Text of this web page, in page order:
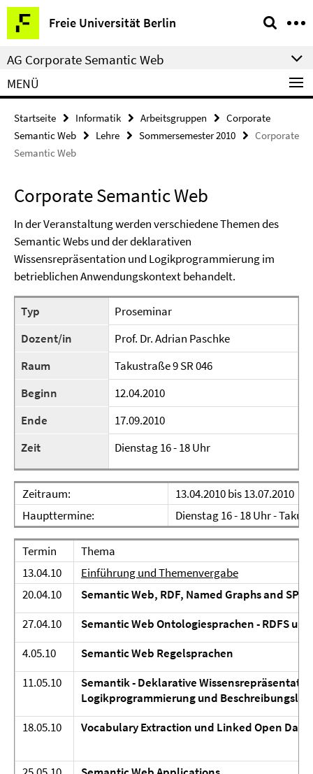
Springe
direkt
zu
Inhalt
Freie Universität Berlin
Service-
Navigation
AG Corporate Semantic Web
MENÜ
Startseite Informatik Arbeitsgruppen
Corporate
Semantic Web
Lehre Sommersemester 2010
Corporate
Semantic Web
Corporate Semantic Web
In der Veranstaltung werden verschiedene Themen des
Semantic Webs und der deklarativen
Wissensrepräsentation und Logikprogrammierung im
betrieblichen Anwendungskontext behandelt.
Typ
Proseminar
Dozent/in
Prof. Dr. Adrian Paschke
Raum
Takustraße 9 SR 046
Beginn
12.04.2010
Ende
17.09.2010
Zeit
Dienstag 16 - 18 Uhr
Zeitraum:
13.04.2010 bis 13.07.2010
Haupttermine:
Dienstag 16 - 18 Uhr -
Termin
Thema
13.04.10
Einführung und Themenvergabe
20.04.10
Semantic Web, RDF, Named Graphs and
27.04.10
Semantic Web Ontologiesprachen - RDFS und
4.05.10
Semantic Web Regelsprachen
11.05.10
Semantik - Deklarative
Logikprogrammierung und
18.05.10
Vocabulary Extraction und Linked Open Data